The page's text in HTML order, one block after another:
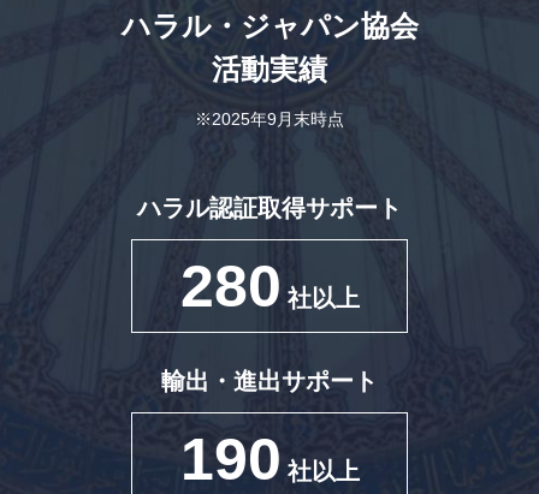
ハラル・ジャパン協会
活動実績
※2025年9月末時点
ハラル認証取得サポート
280 社以上
輸出・進出サポート
190 社以上